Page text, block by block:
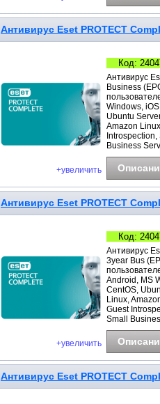
Антивирус Eset PROTECT
+увеличить
Код:
Антивирус
Business
Windows,
Ubuntu
Amazon
Business
Антивирус Eset PROTECT
+увеличить
Код:
Антивирус
3year Bus
Android, MS
CentOS,
Linux,
Guest
Small
Антивирус Eset PROTECT